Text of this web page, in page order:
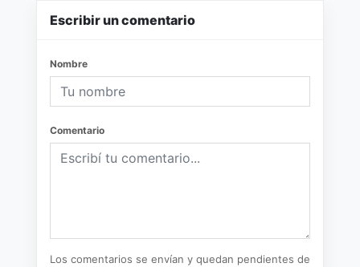
Escribir un comentario
Nombre
Comentario
Los comentarios se envían y quedan pendientes de